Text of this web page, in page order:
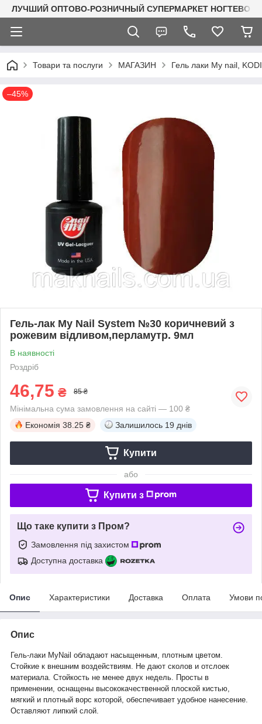
ЛУЧШИЙ ОПТОВО-РОЗНИЧНЫЙ СУПЕРМАРКЕТ
Товари та послуги МАГАЗИН Гель лаки My nail,
–45%
Гель-лак My Nail System №30 коричневий з
рожевим відливом,перламутр. 9мл
В наявності
Роздріб
46,75 ₴ 85 ₴
Мінімальна сума замовлення на сайті — 100 ₴
Економія 38.25 ₴ Залишилось 19 днів
Купити
або
Купити з
Що таке купити з Пром?
Замовлення під захистом
Доступна доставка
Опис Характеристики Доставка Оплата Умови
Опис
Гель-лаки MyNail обладают насыщенным, плотным цветом.
Стойкие к внешним воздействиям. Не дают сколов и отслоек
материала. Стойкость не менее двух недель. Просты в
применении, оснащены высококачественной плоской кистью,
мягкий и плотный ворс которой, обеспечивает удобное нанесение.
Оставляют липкий слой.